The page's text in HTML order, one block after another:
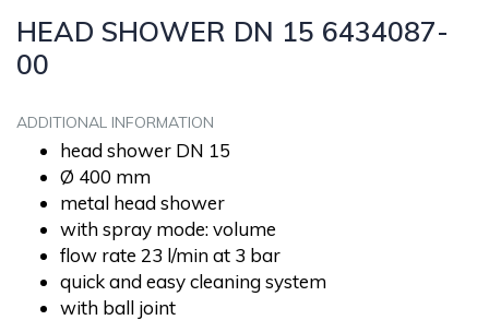
HEAD SHOWER DN 15 6434087-
00
ADDITIONAL INFORMATION
head shower DN 15
Ø 400 mm
metal head shower
with spray mode: volume
flow rate 23 l/min at 3 bar
quick and easy cleaning system
with ball joint